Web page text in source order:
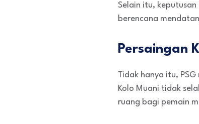
Selain itu,
berencana
Persaingan
Tidak hanya itu,
Kolo Muani tidak
ruang bagi pemain